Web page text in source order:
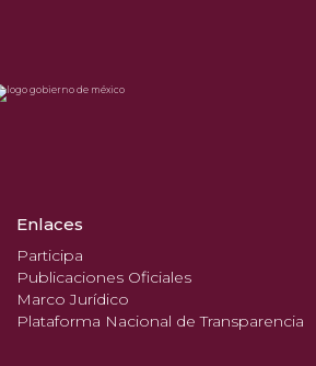
Enlaces
Participa
Publicaciones Oficiales
Marco Jurídico
Plataforma Nacional de Transparencia